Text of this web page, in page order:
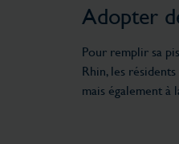
Adopter
Pour remplir sa
Rhin, les
mais également